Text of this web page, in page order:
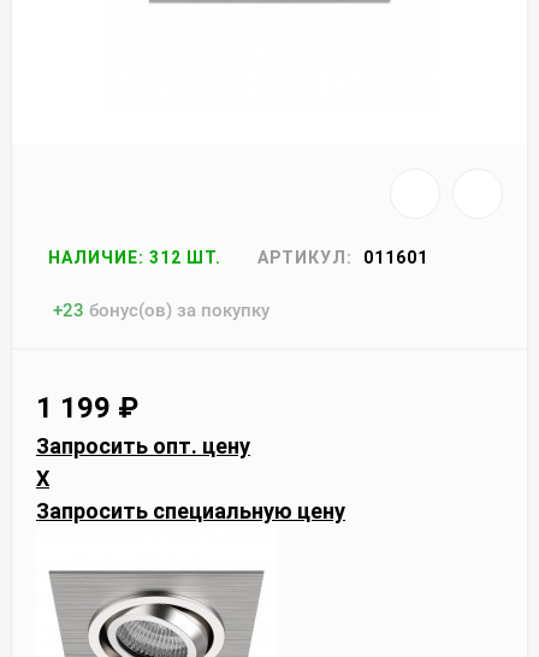
НАЛИЧИЕ: 312 ШТ. АРТИКУЛ: 011601
+23 бонус(ов) за покупку
1 199 ₽
Запросить опт. цену
X
Запросить специальную цену